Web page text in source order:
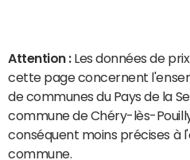
Attention : Les données de
cette page concernent
de communes du Pays de la
commune de Chéry-lès-
conséquent moins précises à
commune.